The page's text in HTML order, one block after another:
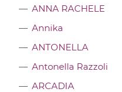
ANNA RACHELE
Annika
ANTONELLA
Antonella Razzoli
ARCADIA